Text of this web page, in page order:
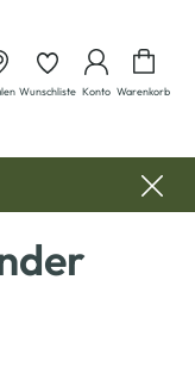
Wunschliste Konto Warenkorb